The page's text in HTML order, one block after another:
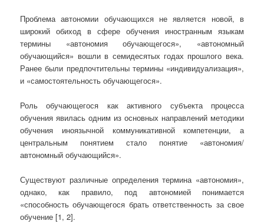
Проблема автономии обучающихся не является новой, в
широкий обиход в сфере обучения иностранным языкам
термины «автономия обучающегося», «автономный
обучающийся» вошли в семидесятых годах прошлого века.
Ранее были предпочтительны термины «индивидуализация»,
и «самостоятельность обучающегося».
Роль обучающегося как активного субъекта процесса
обучения явилась одним из основных направлений методики
обучения иноязычной коммуникативной компетенции, а
центральным понятием стало понятие «автономия/
автономный обучающийся».
Существуют различные определения термина «автономия»,
однако, как правило, под автономией понимается
«способность обучающегося брать ответственность за свое
обучение [1, 2].